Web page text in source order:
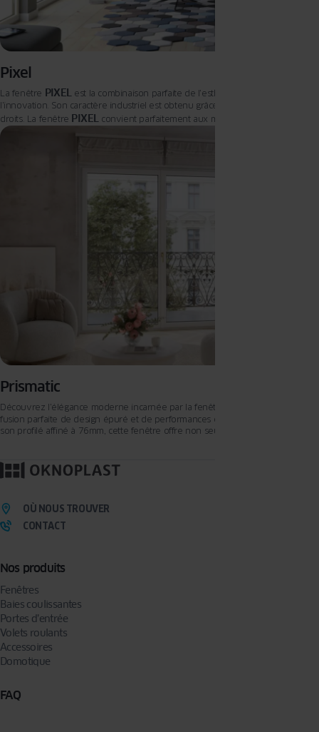
Pixel
La fenêtre PIXEL est la combinaison parfaite de l’esthétique moderne et de
l’innovation. Son caractère industriel est obtenu grâce à l’utilisation de profilés
droits. La fenêtre PIXEL convient parfaitement aux maisons modernes ou aux
villas cubistes à toit plat. Elle convient également pour des projets de
Prismatic
Découvrez l’élégance moderne incarnée par la fenêtre
fusion parfaite de design épuré et de performances exceptionnelles. Avec
son profilé affiné à 76mm, cette fenêtre offre non seulement une esthétique
rencontrent harmonieusement.
Nos produits
Fenêtres
Baies coulissantes
Portes d’entrée
Volets roulants
Accessoires
Domotique
FAQ
OÙ NOUS TROUVER
CONTACT